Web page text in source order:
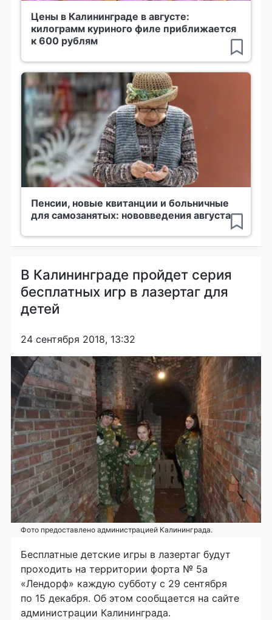
Цены в Калининграде в августе:
килограмм куриного филе приближается
к 600 рублям
Пенсии, новые квитанции и больничные
для самозанятых: нововведения августа
В Калининграде пройдет серия
бесплатных игр в лазертаг для
детей
24 сентября 2018, 13:32
Фото предоставлено администрацией Калининграда.
Бесплатные детские игры в лазертаг будут
проходить на территории форта № 5a
«Лендорф» каждую субботу с 29 сентября
по 15 декабря. Об этом сообщается на сайте
администрации Калининграда.